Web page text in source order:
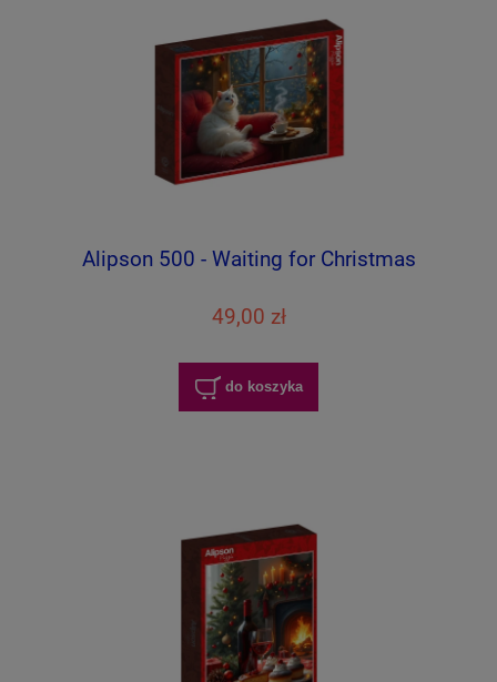
Alipson 500 - Waiting for Christmas
49,00 zł
do koszyka